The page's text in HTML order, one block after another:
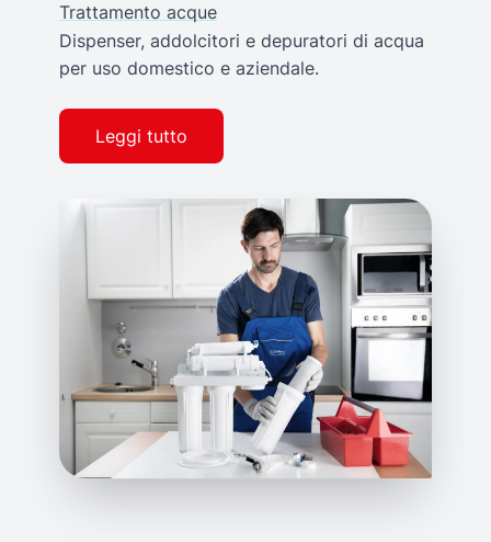
Trattamento acque
Dispenser, addolcitori e depuratori di acqua
per uso domestico e aziendale.
Leggi tutto